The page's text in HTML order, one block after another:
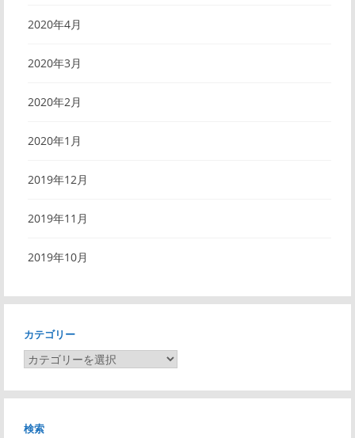
2020年4月
2020年3月
2020年2月
2020年1月
2019年12月
2019年11月
2019年10月
カテゴリー
カ
ゴ
リ
検索